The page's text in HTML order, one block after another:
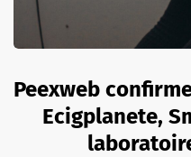
Peexweb
Ecigplanete,